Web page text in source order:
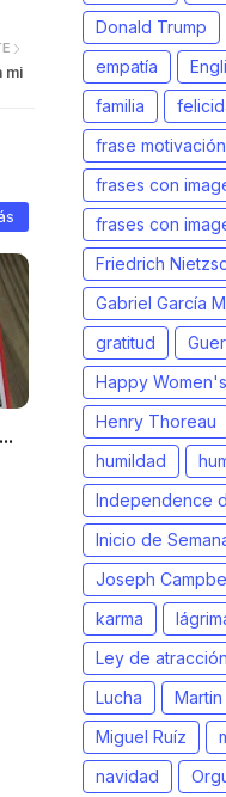
mi
Donald Trump
empatía
familia
frase motivación
frases con
frases con
Friedrich
Gabriel García
gratitud
Happy
Henry Thoreau
humildad
Independence
Inicio de
Joseph
karma
Ley de atracción
Lucha
Miguel Ruíz
navidad